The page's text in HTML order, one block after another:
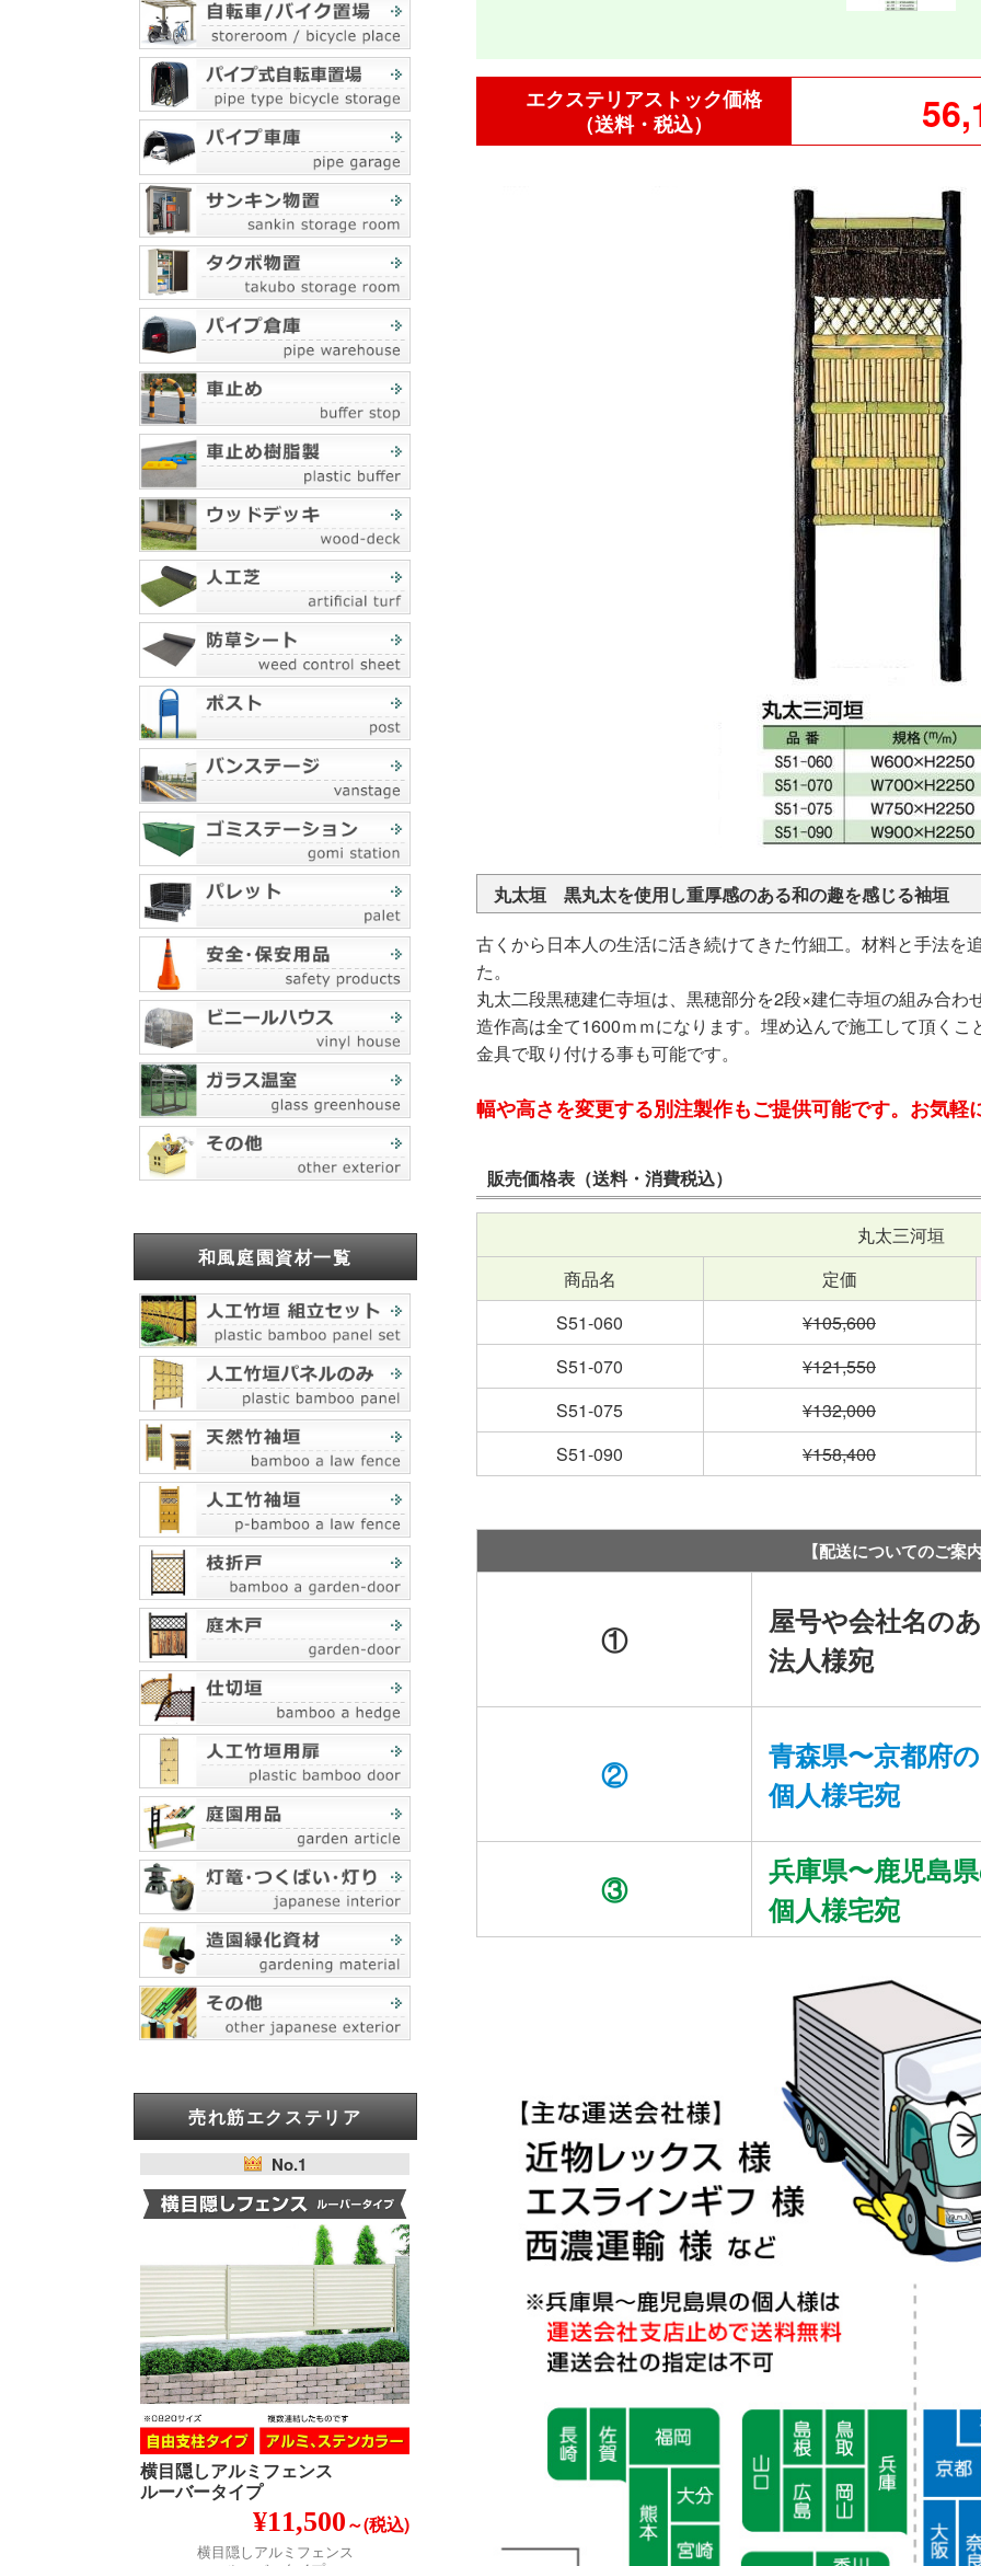
エクステリアストック価格
（送料・税込）
丸太垣 黒丸太を使用し重厚感のある和の趣を感じる袖垣
古くから日本人の生活に活き続けてきた竹細工。材料と手法を
た。
丸太二段黒穂建仁寺垣は、黒穂部分を2段×建仁寺垣の組み合わ
造作高は全て1600ｍｍになります。埋め込んで施工して頂く
金具で取り付ける事も可能です。
幅や高さを変更する別注製作もご提供可能です。お気軽
販売価格表（送料・消費税込）
丸太三河垣
商品名
定価
S51-060
¥105,600
S51-070
¥121,550
S51-075
¥132,000
S51-090
¥158,400
【配送についてのご案内
①
屋号や会社名の
法人様宛
②
青森県〜京都府の
個人様宅宛
③
兵庫県〜鹿児島
個人様宅宛
和風庭園資材一覧
売れ筋エクステリア
No.1
横目隠しアルミフェンス
ルーバータイプ
¥11,500～(税込)
横目隠しアルミフェンス